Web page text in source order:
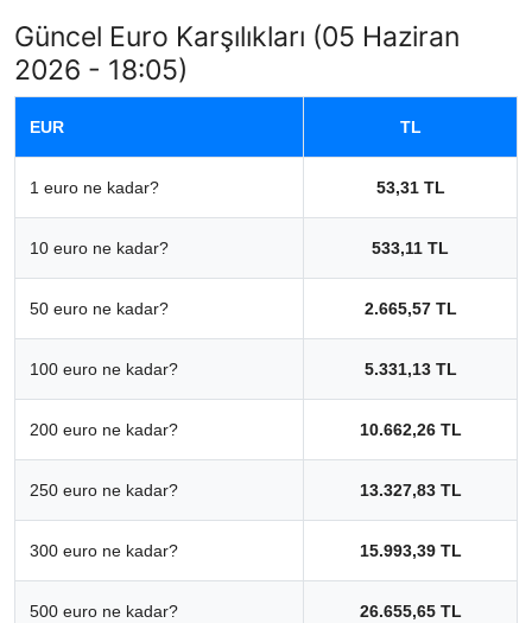
Güncel Euro Karşılıkları (05 Haziran
2026 - 18:05)
EUR TL
1 euro ne kadar? 53,31 TL
10 euro ne kadar? 533,11 TL
50 euro ne kadar? 2.665,57 TL
100 euro ne kadar? 5.331,13 TL
200 euro ne kadar? 10.662,26 TL
250 euro ne kadar? 13.327,83 TL
300 euro ne kadar? 15.993,39 TL
500 euro ne kadar? 26.655,65 TL